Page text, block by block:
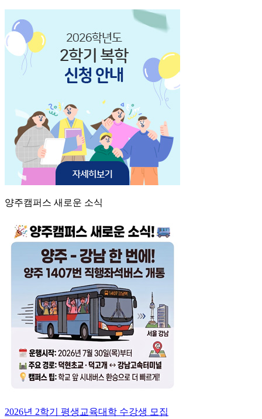
양주캠퍼스 새로운 소식
2026년 2학기 평생교육대학 수강생 모집